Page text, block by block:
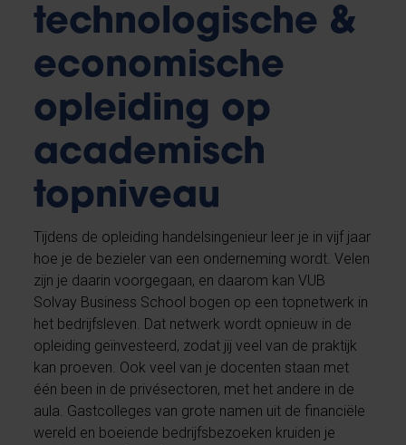
technologische &
economische
opleiding op
academisch
topniveau
Tijdens de opleiding handelsingenieur leer je in vijf jaar
hoe je de bezieler van een onderneming wordt. Velen
zijn je daarin voorgegaan, en daarom kan VUB
Solvay Business School bogen op een topnetwerk in
het bedrijfsleven. Dat netwerk wordt opnieuw in de
opleiding geïnvesteerd, zodat jij veel van de praktijk
kan proeven. Ook veel van je docenten staan met
één been in de privésectoren, met het andere in de
aula. Gastcolleges van grote namen uit de financiële
wereld en boeiende bedrijfsbezoeken kruiden je